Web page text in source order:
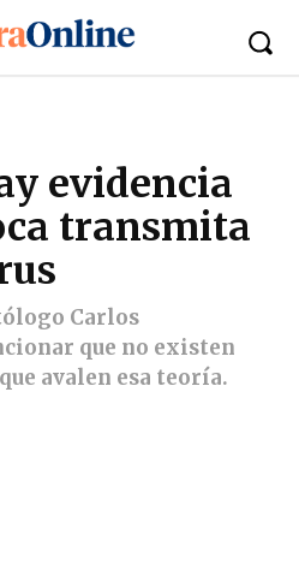
evidencia
transmita
Carlos
que no existen
avalen esa teoría.